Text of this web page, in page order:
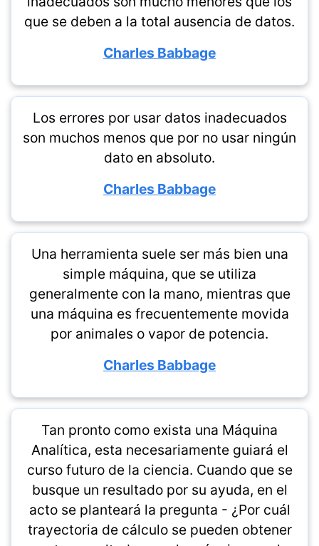
que se deben a la total ausencia de datos.
Charles Babbage
Los errores por usar datos inadecuados
son muchos menos que por no usar ningún
dato en absoluto.
Charles Babbage
Una herramienta suele ser más bien una
simple máquina, que se utiliza
generalmente con la mano, mientras que
una máquina es frecuentemente movida
por animales o vapor de potencia.
Charles Babbage
Tan pronto como exista una Máquina
Analítica, esta necesariamente guiará el
curso futuro de la ciencia. Cuando que se
busque un resultado por su ayuda, en el
acto se planteará la pregunta - ¿Por cuál
trayectoria de cálculo se pueden obtener